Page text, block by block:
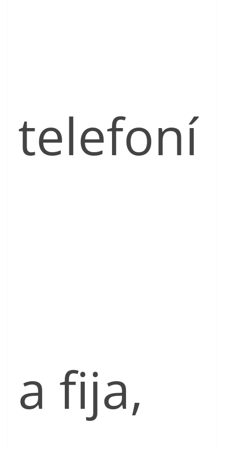
telefoní
a fija,